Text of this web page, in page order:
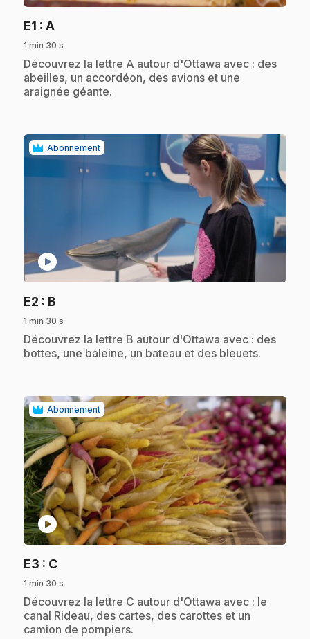
E1 : A
1 min 30 s
.Découvrez la lettre A autour d'Ottawa avec : des
abeilles, un accordéon, des avions et une
araignée géante.
Abonnement
play_circle
E2 : B
1 min 30 s
.Découvrez la lettre B autour d'Ottawa avec : des
bottes, une baleine, un bateau et des bleuets.
Abonnement
play_circle
E3 : C.
1 min 30 s
.Découvrez la lettre C autour d'Ottawa avec : le
canal Rideau, des cartes, des carottes et un
camion de pompiers.